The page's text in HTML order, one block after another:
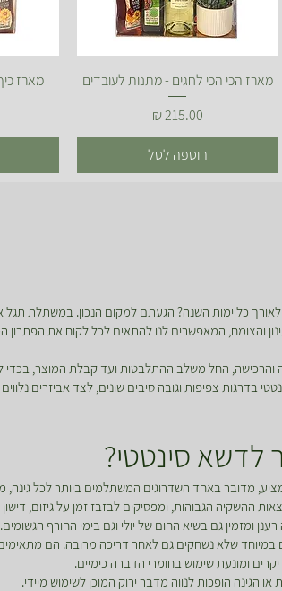
תצוגה מהירה
מארז הכי הכי לחגים - מתנות לעובדים
מחיר
הוספה לסל
מארז
כל ימות השנה? הגעתם למקום הנכון. במשתלת תגל
והצומח, המאפשרים לנו להתאים לכל לקוח את הפתרון
והרכישה, החל משלב ההתלבטות ועד קבלת המוצר,
צפיפות וגובה סיבים שונים, לצד אביזרים
לדשא סינטטי?
מדובר באחד השדרוגים המשתלמים ביותר לכל
ההשקיה הגבוהות, ומפסיקים לבזבז זמן על גיזום, דישון
ומזמין גם בשיא החום של יולי וגם בימי החורף הגשומים.
במיוחד שלא נשחקים גם לאחר דריכה מרובה. הם
ומונעת שימוש בחומרי הדברה כימיים.
הופכות לנווה מדבר ירוק המוכן לשימוש מיידי.